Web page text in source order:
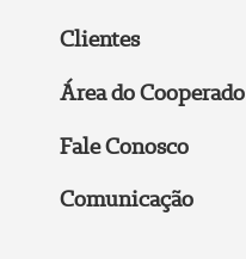
Clientes
Área do Cooperado
Fale Conosco
Comunicação